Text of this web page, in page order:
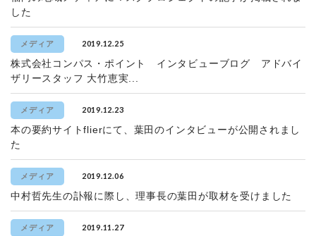
した
メディア 2019.12.25
株式会社コンパス・ポイント インタビューブログ アドバイ
ザリースタッフ 大竹恵実...
メディア 2019.12.23
本の要約サイトflierにて、葉田のインタビューが公開されまし
た
メディア 2019.12.06
中村哲先生の訃報に際し、理事長の葉田が取材を受けました
メディア 2019.11.27